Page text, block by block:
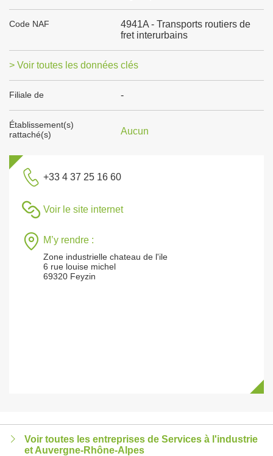
Code NAF
4941A - Transports routiers de
fret interurbains
> Voir toutes les données clés
Filiale de -
Établissement(s)
rattaché(s)
Aucun
+33 4 37 25 16 60
Voir le site internet
M’y rendre :
Zone industrielle chateau de l'ile
6 rue louise michel
69320 Feyzin
Voir toutes les entreprises de Services à l'industrie
et Auvergne-Rhône-Alpes